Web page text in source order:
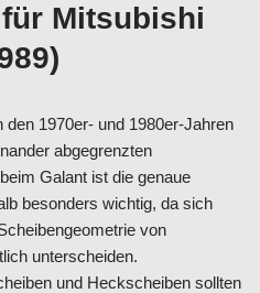
Mitsubishi
1970er- und 1980er-Jahren
abgegrenzten
Galant ist die genaue
besonders wichtig, da sich
von
unterscheiden.
und Heckscheiben sollten